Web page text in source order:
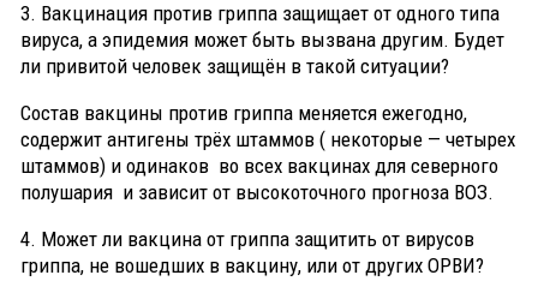
3. Вакцинация против гриппа защищает от одного типа
вируса, а эпидемия может быть вызвана другим. Будет
ли привитой человек защищён в такой ситуации?
Состав вакцины против гриппа меняется ежегодно,
содержит антигены трёх штаммов ( некоторые — четырех
штаммов) и одинаков во всех вакцинах для северного
полушария и зависит от высокоточного прогноза ВОЗ.
4. Может ли вакцина от гриппа защитить от вирусов
гриппа, не вошедших в вакцину, или от других ОРВИ?